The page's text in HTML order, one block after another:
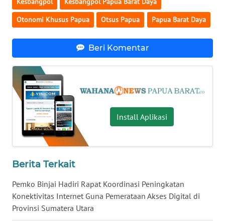
Otonomi Khusus Papua Otsus Papua Papua Barat Daya
Beri Komentar
Install Aplikasi
Berita Terkait
Pemko Binjai Hadiri Rapat Koordinasi Peningkatan
Konektivitas Internet Guna Pemerataan Akses Digital di
Provinsi Sumatera Utara
WN
NUSANTARA
JOGJA
WN
JATIM
WN
BALI
WN
KALTENG